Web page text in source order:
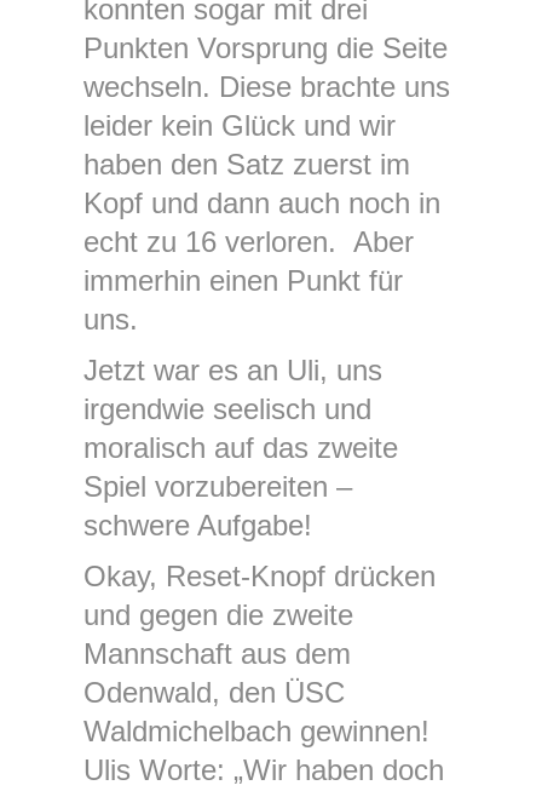
konnten sogar mit drei
Punkten Vorsprung die Seite
wechseln. Diese brachte uns
leider kein Glück und wir
haben den Satz zuerst im
Kopf und dann auch noch in
echt zu 16 verloren. Aber
immerhin einen Punkt für
uns.
Jetzt war es an Uli, uns
irgendwie seelisch und
moralisch auf das zweite
Spiel vorzubereiten –
schwere Aufgabe!
Okay, Reset-Knopf drücken
und gegen die zweite
Mannschaft aus dem
Odenwald, den ÜSC
Waldmichelbach gewinnen!
Ulis Worte: „Wir haben doch